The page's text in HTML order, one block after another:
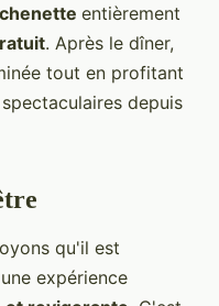
entièrement
. Après le dîner,
tout en profitant
depuis
qu'il est
expérience